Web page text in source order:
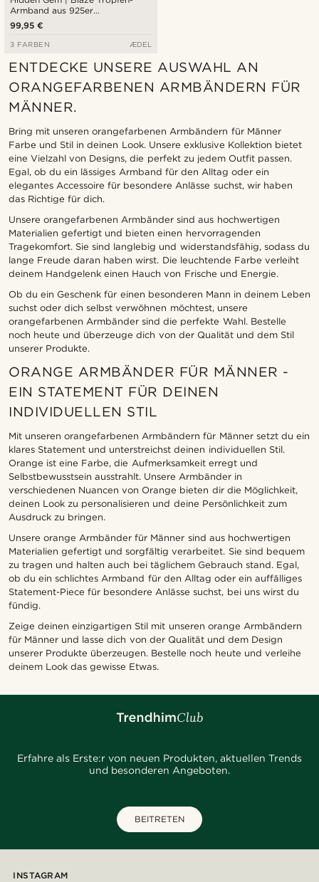
Armband aus 925er
Sterlingsilber
99,95 €
3 FARBEN ÆDEL
ENTDECKE UNSERE AUSWAHL AN
ORANGEFARBENEN ARMBÄNDERN FÜR
MÄNNER.
Bring mit unseren orangefarbenen Armbändern für Männer
Farbe und Stil in deinen Look. Unsere exklusive Kollektion bietet
eine Vielzahl von Designs, die perfekt zu jedem Outfit passen.
Egal, ob du ein lässiges Armband für den Alltag oder ein
elegantes Accessoire für besondere Anlässe suchst, wir haben
das Richtige für dich.
Unsere orangefarbenen Armbänder sind aus hochwertigen
Materialien gefertigt und bieten einen hervorragenden
Tragekomfort. Sie sind langlebig und widerstandsfähig, sodass du
lange Freude daran haben wirst. Die leuchtende Farbe verleiht
deinem Handgelenk einen Hauch von Frische und Energie.
Ob du ein Geschenk für einen besonderen Mann in deinem Leben
suchst oder dich selbst verwöhnen möchtest, unsere
orangefarbenen Armbänder sind die perfekte Wahl. Bestelle
noch heute und überzeuge dich von der Qualität und dem Stil
unserer Produkte.
ORANGE ARMBÄNDER FÜR MÄNNER -
EIN STATEMENT FÜR DEINEN
INDIVIDUELLEN STIL
Mit unseren orangefarbenen Armbändern für Männer setzt du ein
klares Statement und unterstreichst deinen individuellen Stil.
Orange ist eine Farbe, die Aufmerksamkeit erregt und
Selbstbewusstsein ausstrahlt. Unsere Armbänder in
verschiedenen Nuancen von Orange bieten dir die Möglichkeit,
deinen Look zu personalisieren und deine Persönlichkeit zum
Ausdruck zu bringen.
Unsere orange Armbänder für Männer sind aus hochwertigen
Materialien gefertigt und sorgfältig verarbeitet. Sie sind bequem
zu tragen und halten auch bei täglichem Gebrauch stand. Egal,
ob du ein schlichtes Armband für den Alltag oder ein auffälliges
Statement-Piece für besondere Anlässe suchst, bei uns wirst du
fündig.
Zeige deinen einzigartigen Stil mit unseren orange Armbändern
für Männer und lasse dich von der Qualität und dem Design
unserer Produkte überzeugen. Bestelle noch heute und verleihe
deinem Look das gewisse Etwas.
Erfahre als Erste:r von neuen Produkten, aktuellen Trends
und besonderen Angeboten.
BEITRETEN
INSTAGRAM